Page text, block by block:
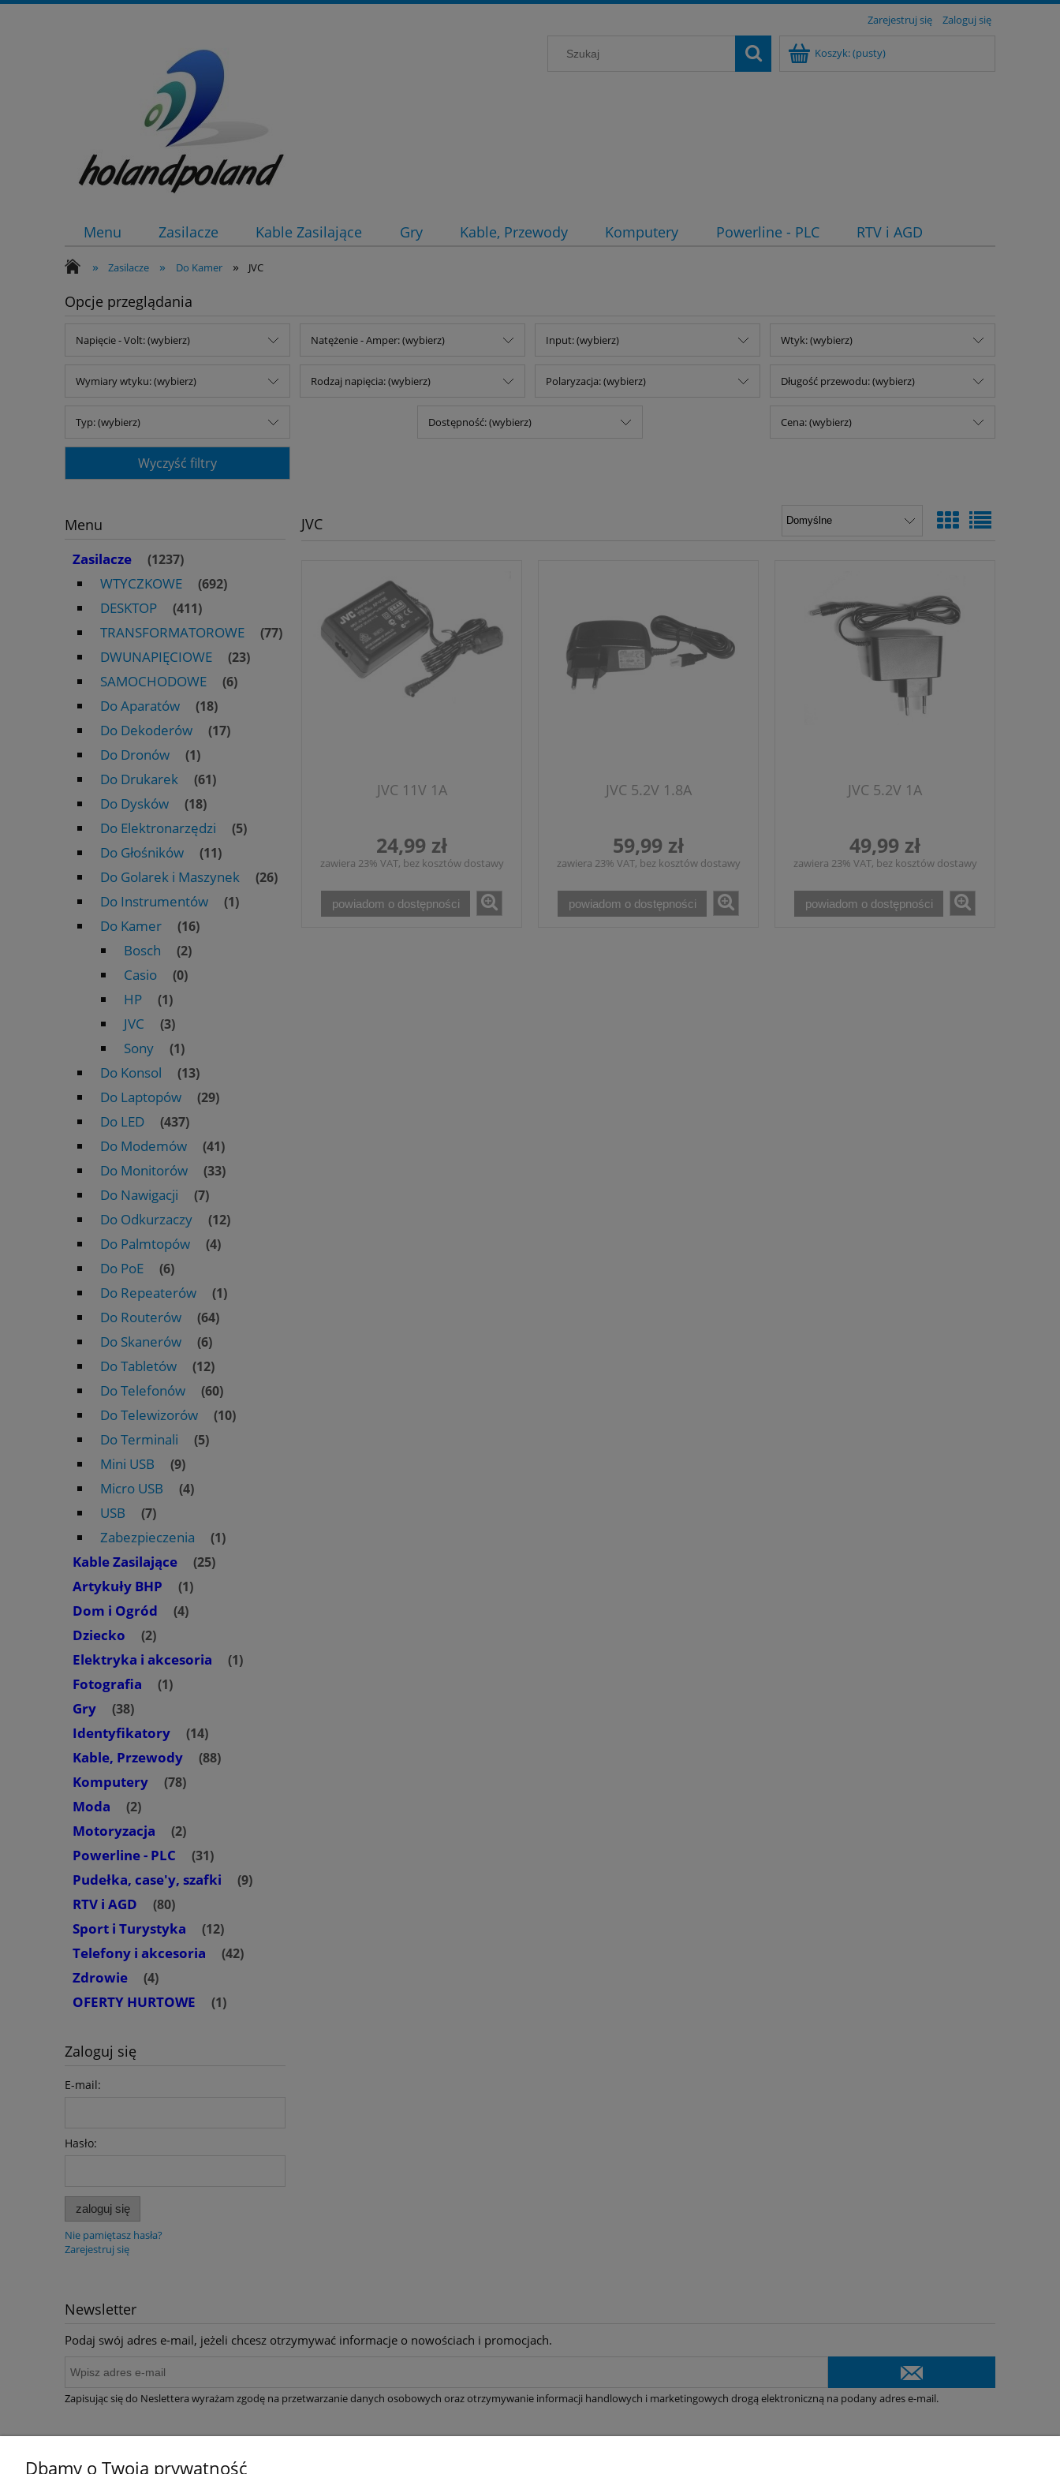
Zarejestruj się Zaloguj się
Koszyk:(pusty)
Menu Zasilacze Kable Zasilające Gry Kable, Przewody Komputery Powerline - PLC RTV i AGD
» Zasilacze » Do Kamer » JVC
Opcje przeglądania
Napięcie - Volt: (wybierz) Natężenie - Amper: (wybierz) Input: (wybierz) Wtyk: (wybierz)
Wymiary wtyku: (wybierz) Rodzaj napięcia: (wybierz) Polaryzacja: (wybierz) Długość przewodu: (wybierz)
Typ: (wybierz) Dostępność: (wybierz) Cena: (wybierz)
Wyczyść filtry
Menu
Zasilacze
(1237)
WTYCZKOWE (692)
DESKTOP (411)
TRANSFORMATOROWE (77)
DWUNAPIĘCIOWE (23)
SAMOCHODOWE (6)
Do Aparatów (18)
Do Dekoderów (17)
Do Dronów (1)
Do Drukarek (61)
Do Dysków (18)
Do Elektronarzędzi (5)
Do Głośników (11)
Do Golarek i Maszynek (26)
Do Instrumentów (1)
Do Kamer (16)
Bosch (2)
Casio (0)
HP (1)
JVC (3)
Sony (1)
Do Konsol (13)
Do Laptopów (29)
Do LED (437)
Do Modemów (41)
Do Monitorów (33)
Do Nawigacji (7)
Do Odkurzaczy (12)
Do Palmtopów (4)
Do PoE (6)
Do Repeaterów (1)
Do Routerów (64)
Do Skanerów (6)
Do Tabletów (12)
Do Telefonów (60)
Do Telewizorów (10)
Do Terminali (5)
Mini USB (9)
Micro USB (4)
USB (7)
Zabezpieczenia (1)
Kable Zasilające (25)
Artykuły BHP (1)
Dom i Ogród (4)
Dziecko (2)
Elektryka i akcesoria (1)
Fotografia (1)
Gry (38)
Identyfikatory (14)
Kable, Przewody (88)
Komputery (78)
Moda (2)
Motoryzacja (2)
Powerline - PLC (31)
Pudełka, case'y, szafki (9)
RTV i AGD (80)
Sport i Turystyka (12)
Telefony i akcesoria (42)
Zdrowie (4)
OFERTY HURTOWE (1)
Zaloguj się
E-mail:
Hasło:
zaloguj się
Nie pamiętasz hasła?
Zarejestruj się
JVC
JVC 11V 1A
24,99 zł
zawiera 23% VAT, bez kosztów dostawy
powiadom o dostępności
JVC 5.2V 1.8A
59,99 zł
zawiera 23% VAT, bez kosztów dostawy
powiadom o dostępności
JVC 5.2V 1A
49,99 zł
zawiera 23% VAT, bez kosztów dostawy
powiadom o dostępności
Newsletter
Podaj swój adres e-mail, jeżeli chcesz otrzymywać informacje o nowościach i promocjach.
Zapisując się do Neslettera wyrażam zgodę na przetwarzanie danych osobowych oraz otrzymywanie informacji handlowych i marketingowych drogą elektroniczną na podany adres e-mail.
Dbamy o Twoją prywatność